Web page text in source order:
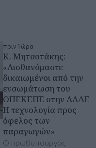
πριν 1 ώρα
Κ. Μητσοτάκης:
«Αισθανόμαστε
δικαιωμένοι από την
ενσωμάτωση του
ΟΠΕΚΕΠΕ στην ΑΑΔΕ -
Η τεχνολογία προς
όφελος των
παραγωγών»
Ο πρωθυπουργός